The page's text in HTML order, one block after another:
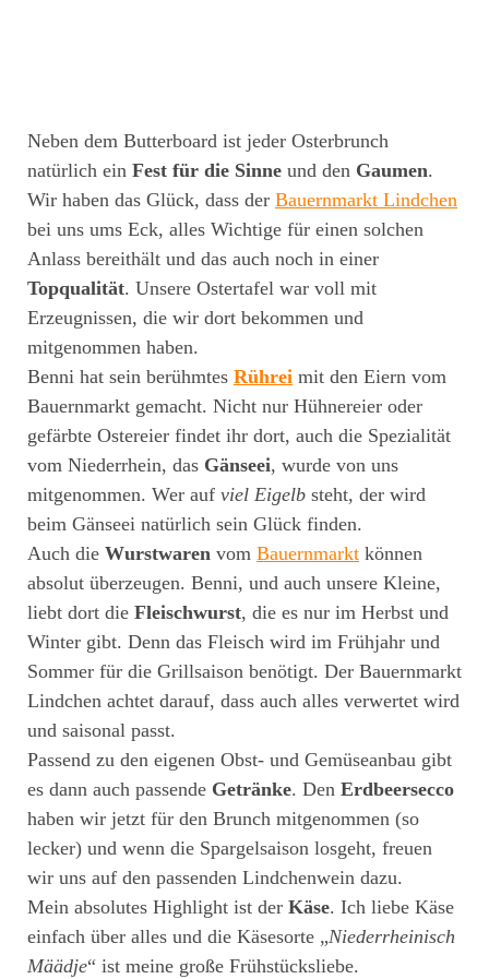
Neben dem Butterboard ist jeder Osterbrunch
natürlich ein Fest für die Sinne und den Gaumen.
Wir haben das Glück, dass der Bauernmarkt Lindchen
bei uns ums Eck, alles Wichtige für einen solchen
Anlass bereithält und das auch noch in einer
Topqualität. Unsere Ostertafel war voll mit
Erzeugnissen, die wir dort bekommen und
mitgenommen haben.
Benni hat sein berühmtes Rührei mit den Eiern vom
Bauernmarkt gemacht. Nicht nur Hühnereier oder
gefärbte Ostereier findet ihr dort, auch die Spezialität
vom Niederrhein, das Gänseei, wurde von uns
mitgenommen. Wer auf viel Eigelb steht, der wird
beim Gänseei natürlich sein Glück finden.
Auch die Wurstwaren vom Bauernmarkt können
absolut überzeugen. Benni, und auch unsere Kleine,
liebt dort die Fleischwurst, die es nur im Herbst und
Winter gibt. Denn das Fleisch wird im Frühjahr und
Sommer für die Grillsaison benötigt. Der Bauernmarkt
Lindchen achtet darauf, dass auch alles verwertet wird
und saisonal passt.
Passend zu den eigenen Obst- und Gemüseanbau gibt
es dann auch passende Getränke. Den Erdbeersecco
haben wir jetzt für den Brunch mitgenommen (so
lecker) und wenn die Spargelsaison losgeht, freuen
wir uns auf den passenden Lindchenwein dazu.
Mein absolutes Highlight ist der Käse. Ich liebe Käse
einfach über alles und die Käsesorte „Niederrheinisch
Määdje“ ist meine große Frühstücksliebe.